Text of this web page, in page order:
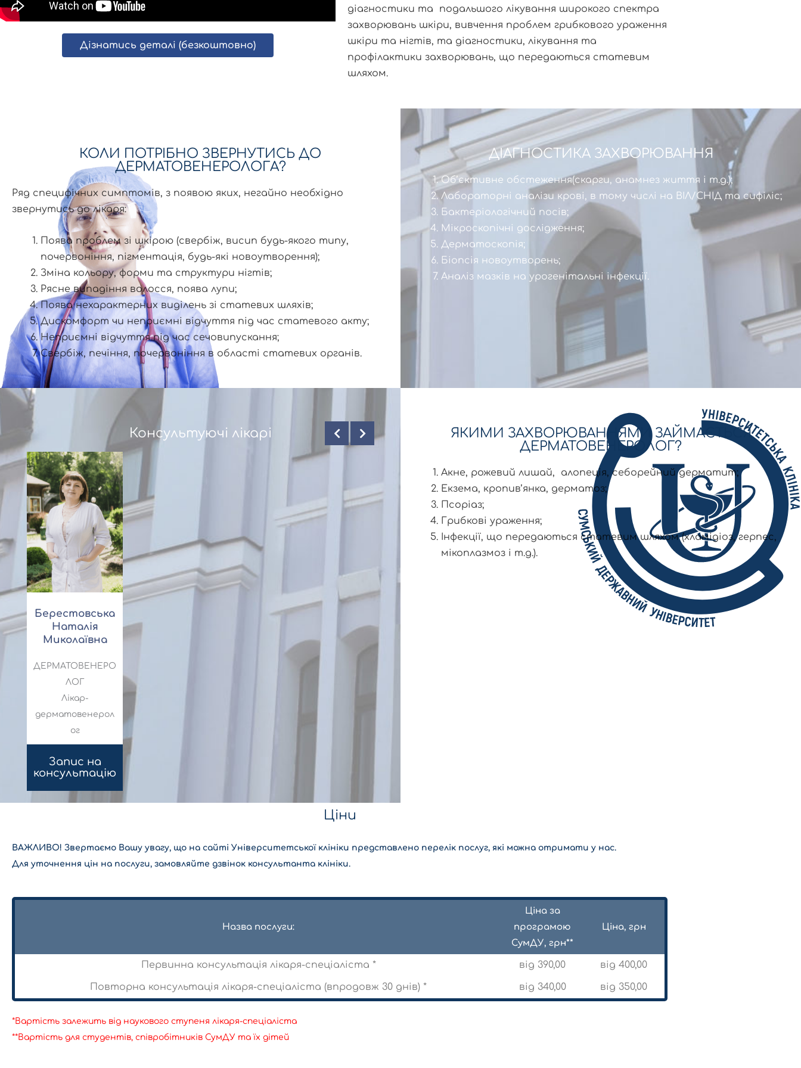
Дізнатись деталі (безкоштовно)
діагностики та подальшого лікування широкого спектра
захворювань шкіри, вивчення проблем грибкового ураження
шкіри та нігтів, та діагностики, лікування та
профілактики захворювань, що передаються статевим
шляхом.
КОЛИ ПОТРІБНО ЗВЕРНУТИСЬ ДО
ДЕРМАТОВЕНЕРОЛОГА?
Ряд специфічних симптомів, з появою яких, негайно необхідно
звернутись до лікаря:
Поява проблем зі шкірою (свербіж, висип будь-якого типу,
почервоніння, пігментація, будь-які новоутворення);
Зміна кольору, форми та структури нігтів;
Рясне випадіння волосся, поява лупи;
Поява нехарактерних виділень зі статевих шляхів;
Дискомфорт чи неприємні відчуття під час статевого акту;
Неприємні відчуття під час сечовипускання;
Свербіж, печіння, почервоніння в області статевих органів.
ДІАГНОСТИКА ЗАХВОРЮВАННЯ
Об’єктивне обстеження(скарги, анамнез життя і т.д.);
Лабораторні аналізи крові, в тому числі на ВІЛ/СНІД та сифіліс;
Бактеріологічний посів;
Мікроскопічні дослідження;
Дерматоскопія;
Біопсія новоутворень;
Аналіз мазків на урогенітальні інфекції.
Консультуючі лікарі
Берестовська
Наталія
Миколаївна
ДЕРМАТОВЕНЕРО
ЛОГ
Лікар-
дерматовенерол
ог
Запис на
консультацію
ЯКИМИ ЗАХВОРЮВАННЯМИ ЗАЙМАЄТЬСЯ
ДЕРМАТОВЕНЕРОЛОГ?
Акне, рожевий лишай, алопеція, себорейний дерматит;
Екзема, кропив’янка, дерматоз;
Псоріаз;
Грибкові ураження;
Інфекції, що передаються статевим шляхом (хламідіоз, герпес,
мікоплазмоз і т.д.).
Ціни
ВАЖЛИВО! Звертаємо Вашу увагу, що на сайті Університетської клініки представлено перелік послуг, які можна отримати у нас.
Для уточнення цін на послуги, замовляйте дзвінок консультанта клініки.
Назва послуги:
Ціна за
програмою
СумДУ, грн**
Ціна, грн
Первинна консультація лікаря-спеціаліста * від 390,00 від 400,00
Повторна консультація лікаря-спеціаліста (впродовж 30 днів) * від 340,00 від 350,00
*Вартість залежить від наукового ступеня лікаря-спеціаліста
**Вартість для студентів, співробітників СумДУ та їх дітей